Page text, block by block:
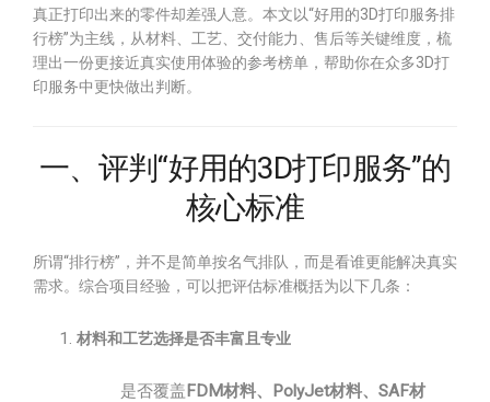
真正打印出来的零件却差强人意。本文以“好用的3D打印服务排
行榜”为主线，从材料、工艺、交付能力、售后等关键维度，梳
理出一份更接近真实使用体验的参考榜单，帮助你在众多3D打
印服务中更快做出判断。
一、评判“好用的3D打印服务”的
核心标准
所谓“排行榜”，并不是简单按名气排队，而是看谁更能解决真实
需求。综合项目经验，可以把评估标准概括为以下几条：
材料和工艺选择是否丰富且专业
是否覆盖FDM材料、PolyJet材料、SAF材